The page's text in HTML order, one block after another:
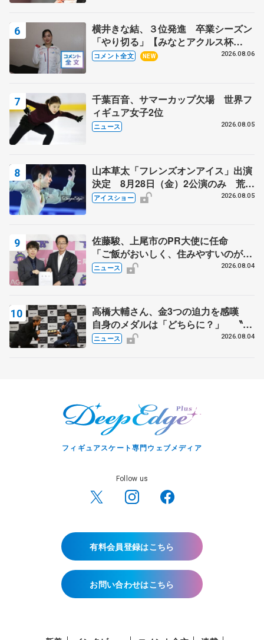
横井きな結、３位発進 卒業シーズン
「やり切る」【みなとアクルス杯
SP】
コメント全文 NEW 2026.08.06
千葉百音、サマーカップ欠場 世界フ
ィギュア女子2位
ニュース 2026.08.05
山本草太「フレンズオンアイス」出演
決定 8月28日（金）2公演のみ 荒川
静香さんプロデュース、20周年のアイ
アイスショー 2026.08.05
佐藤駿、上尾市のPR大使に任命
「ご飯がおいしく、住みやすいのが魅
力」
ニュース 2026.08.04
高橋大輔さん、金3つの迫力を感嘆
自身のメダルは「どちらに？」 〝リ
ス兄弟〟オリンピック3連覇の野村忠
ニュース 2026.08.04
フィギュアスケート専門ウェブメディア
Follow us
有料会員登録はこちら
お問い合わせはこちら